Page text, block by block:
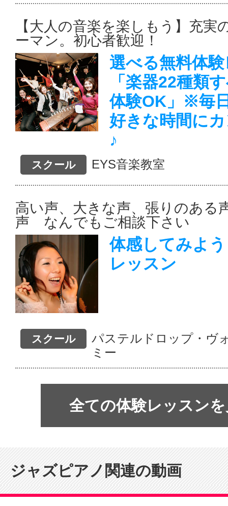
【大人の音楽を楽しもう】充実
ーマン。初心者歓迎！
選べる無料体
「楽器22種類
体験OK」※毎
好きな時間に
♪
スクール EYS音楽教室
高い声、大きな声、張りのある
声 なんでもご相談下さい
体感してみよ
レッスン
スクール
パステルドロップ・ヴ
ミー
全ての体験レッスン
ジャズピアノ関連の動画